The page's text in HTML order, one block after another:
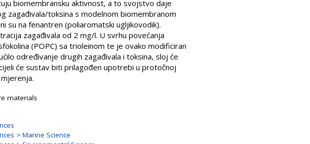
biomembransku aktivnost, a to svojstvo daje
zagađivala/toksina s modelnom biomembranom
su na fenantren (poliaromatski ugljikovodik).
zagađivala od 2 mg/l. U svrhu povećanja
(POPC) sa trioleinom te je ovako modificiran
određivanje drugih zagađivala i toksina, sloj će
će sustav biti prilagođen upotrebi u protočnoj
materials
> Marine Science